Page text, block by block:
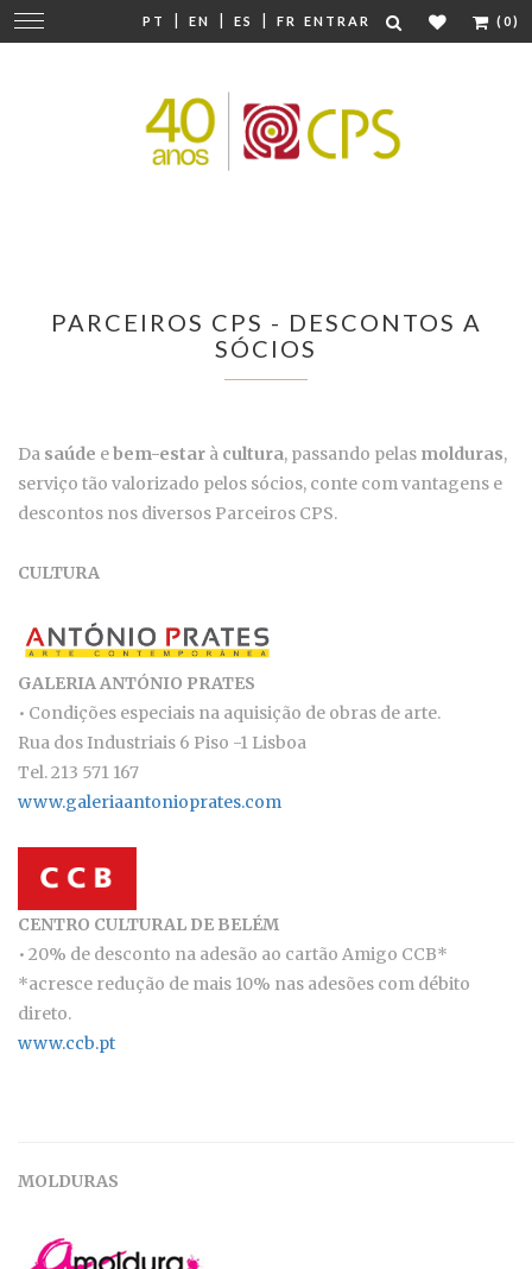
PT | EN | ES | FR ENTRAR (0)
Mudar
navegação
PARCEIROS CPS - DESCONTOS A
SÓCIOS
Da saúde ebem-estar à cultura, passando pelas molduras,
serviço tão valorizado pelos sócios, conte com vantagens e
descontos nos diversos Parceiros CPS.
CULTURA
GALERIA ANTÓNIO PRATES
• Condições especiais na aquisição de obras de arte.
Rua dos Industriais 6 Piso -1 Lisboa
Tel. 213 571 167
www.galeriaantonioprates.com
CENTRO CULTURAL DE BELÉM
• 20% de desconto na adesão ao cartão Amigo CCB*
*acresce redução de mais 10% nas adesões com débito
direto.
www.ccb.pt
MOLDURAS